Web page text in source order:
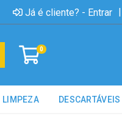
Já é cliente? - Entrar |
0
LIMPEZA DESCARTÁVEIS